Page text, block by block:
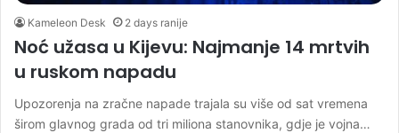
Kameleon Desk 2 days ranije
Noć užasa u Kijevu: Najmanje 14 mrtvih
u ruskom napadu
Upozorenja na zračne napade trajala su više od sat vremena
širom glavnog grada od tri miliona stanovnika, gdje je vojna…